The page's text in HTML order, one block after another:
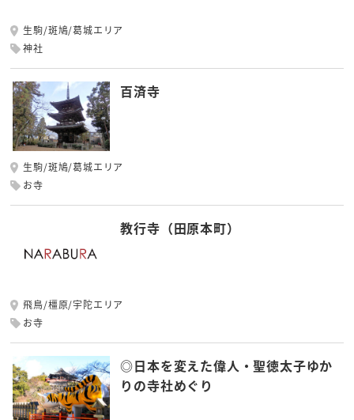
生駒/斑鳩/葛城エリア
神社
百済寺
生駒/斑鳩/葛城エリア
お寺
教行寺（田原本町）
飛鳥/橿原/宇陀エリア
お寺
◎日本を変えた偉人・聖徳太子ゆか
りの寺社めぐり